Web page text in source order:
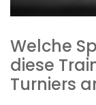
Welche
diese
Turniers